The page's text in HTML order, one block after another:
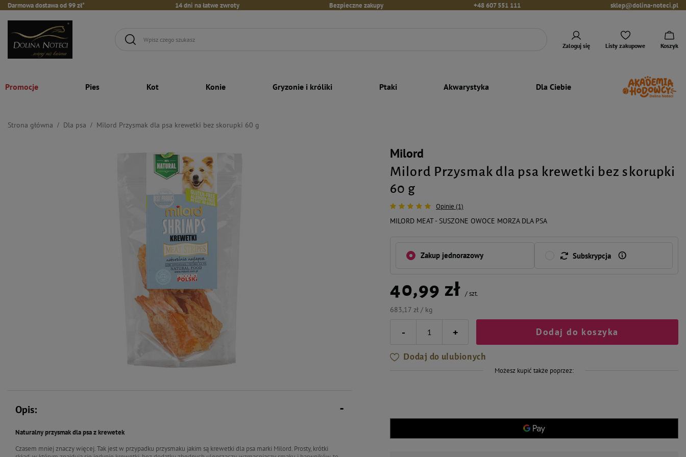
Darmowa dostawa od 99 zł* 14 dni na łatwe zwroty Bezpieczne zakupy +48 607 551 111 sklep@dolina-noteci.pl
Zaloguj się Listy zakupowe Koszyk
Promocje Pies Kot Konie Gryzonie i króliki Ptaki Akwarystyka Dla Ciebie
Strona główna Dla psa Milord Przysmak dla psa krewetki bez skorupki 60 g
Milord
Milord Przysmak dla psa krewetki bez skorupki
60 g
Opinie (1)
MILORD MEAT - SUSZONE OWOCE MORZA DLA PSA
Zakup jednorazowy Subskrypcja
40,99 zł /szt.
683,17 zł / kg
- + Dodaj do koszyka
Dodaj do ulubionych
Możesz kupić także poprzez:
Opis:
Naturalny przysmak dla psa z krewetek
Czasem mniej znaczy więcej. Tak jest w przypadku przysmaku jakim są krewetki dla psa marki Milord. Prosty, krótki